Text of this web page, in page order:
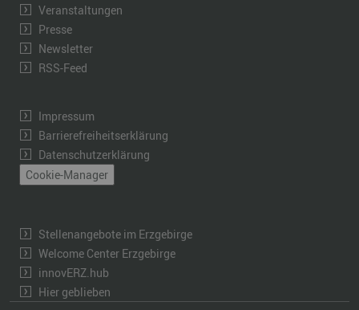
Veranstaltungen
Presse
Newsletter
RSS-Feed
Impressum
Barrierefreiheitserklärung
Datenschutzerklärung
Cookie-Manager
Stellenangebote im Erzgebirge
Welcome Center Erzgebirge
innovERZ.hub
Hier geblieben